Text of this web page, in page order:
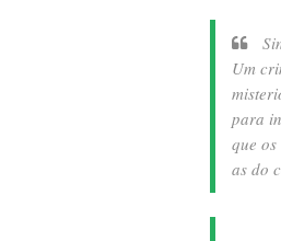
Um
para
que
as do